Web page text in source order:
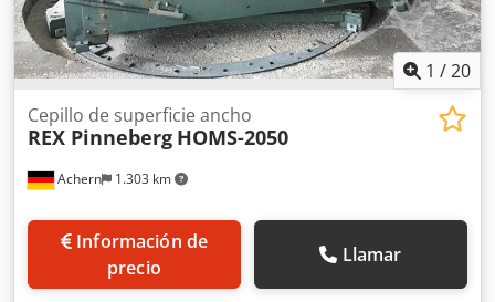
1 /20
Achern 1.303 km
Cepillo de superficie ancho
REX Pinneberg HOMS-2050
Información de
precio
Llamar